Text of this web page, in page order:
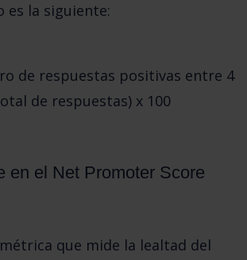
es la siguiente:
de respuestas positivas entre 4
de respuestas) x 100
en el Net Promoter Score
que mide la lealtad del